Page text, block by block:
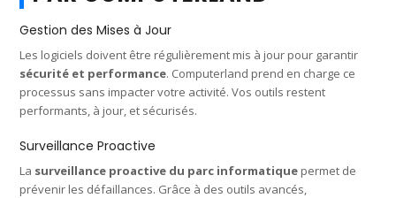
Gestion des Mises à Jour
Les logiciels doivent être régulièrement mis à jour pour garantir
sécurité et performance. Computerland prend en charge ce
processus sans impacter votre activité. Vos outils restent
performants, à jour, et sécurisés.
Surveillance Proactive
La surveillance proactive du parc informatique permet de
prévenir les défaillances. Grâce à des outils avancés,